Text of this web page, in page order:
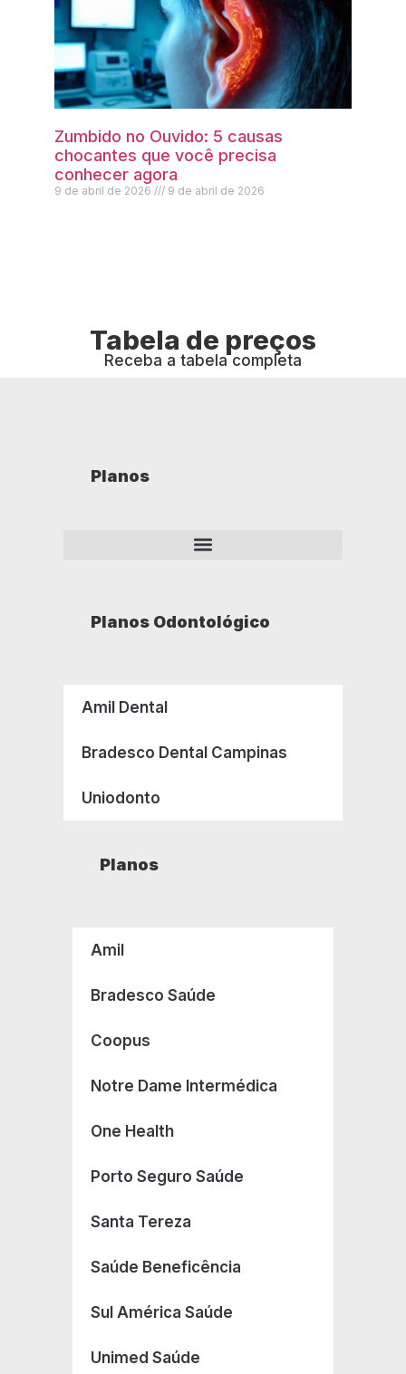
Zumbido no Ouvido: 5 causas
chocantes que você precisa
conhecer agora
9 de abril de 2026 9 de abril de 2026
Tabela de preços
Receba a tabela completa
Planos
Planos Odontológico
Amil Dental
Bradesco Dental Campinas
Uniodonto
Planos
Amil
Bradesco Saúde
Coopus
Notre Dame Intermédica
One Health
Porto Seguro Saúde
Santa Tereza
Saúde Beneficência
Sul América Saúde
Unimed Saúde